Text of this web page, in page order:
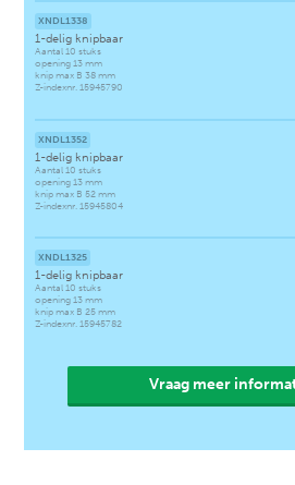
XNDL1338
1-delig knipbaar
Aantal 10 stuks
opening 13 mm
knip max B 38 mm
Z-indexnr. 15945790
XNDL1352
1-delig knipbaar
Aantal 10 stuks
opening 13 mm
knip max B 52 mm
Z-indexnr. 15945804
XNDL1325
1-delig knipbaar
Aantal 10 stuks
opening 13 mm
knip max B 25 mm
Z-indexnr. 15945782
Straat *
Postcode *
Telefoon *